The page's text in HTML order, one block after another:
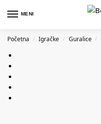
MENI
Početna / Igračke / Guralice /